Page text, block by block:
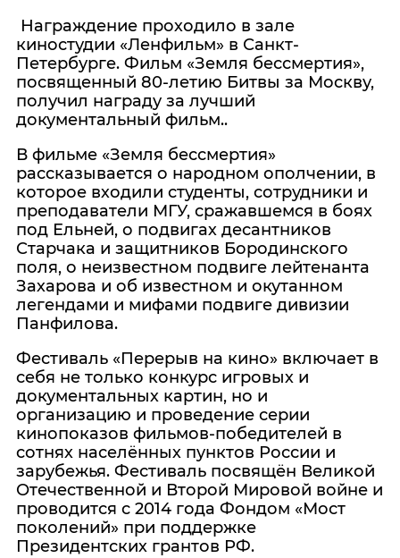
Награждение проходило в зале
киностудии «Ленфильм» в Санкт-
Петербурге. Фильм «Земля бессмертия»,
посвященный 80-летию Битвы за Москву,
получил награду за лучший
документальный фильм..
В фильме «Земля бессмертия»
рассказывается о народном ополчении, в
которое входили студенты, сотрудники и
преподаватели МГУ, сражавшемся в боях
под Ельней, о подвигах десантников
Старчака и защитников Бородинского
поля, о неизвестном подвиге лейтенанта
Захарова и об известном и окутанном
легендами и мифами подвиге дивизии
Панфилова.
Фестиваль «Перерыв на кино» включает в
себя не только конкурс игровых и
документальных картин, но и
организацию и проведение серии
кинопоказов фильмов-победителей в
сотнях населённых пунктов России и
зарубежья. Фестиваль посвящён Великой
Отечественной и Второй Мировой войне и
проводится с 2014 года Фондом «Мост
поколений» при поддержке
Президентских грантов РФ.